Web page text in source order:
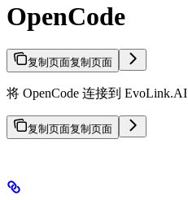
OpenCode
复制页面复制页面
将 OpenCode 连接到 EvoLink.AI
复制页面复制页面